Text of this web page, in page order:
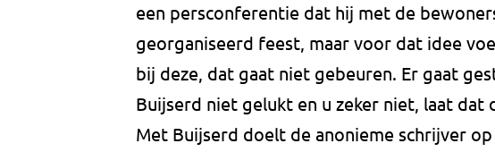
een persconferentie dat hij met de
georganiseerd feest, maar voor dat idee
bij deze, dat gaat niet gebeuren. Er gaat
Buijserd niet gelukt en u zeker niet, laat dat
Met Buijserd doelt de anonieme schrijver